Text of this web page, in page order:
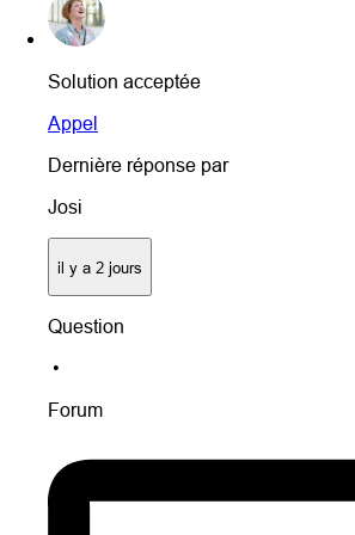
Solution acceptée
Appel
Dernière réponse par
Josi
il y a 2 jours
Question
•
Forum